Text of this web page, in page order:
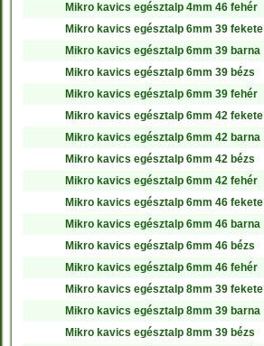
Mikro kavics egésztalp 4mm 46 fehér
Mikro kavics egésztalp 6mm 39 fekete
Mikro kavics egésztalp 6mm 39 barna
Mikro kavics egésztalp 6mm 39 bézs
Mikro kavics egésztalp 6mm 39 fehér
Mikro kavics egésztalp 6mm 42 fekete
Mikro kavics egésztalp 6mm 42 barna
Mikro kavics egésztalp 6mm 42 bézs
Mikro kavics egésztalp 6mm 42 fehér
Mikro kavics egésztalp 6mm 46 fekete
Mikro kavics egésztalp 6mm 46 barna
Mikro kavics egésztalp 6mm 46 bézs
Mikro kavics egésztalp 6mm 46 fehér
Mikro kavics egésztalp 8mm 39 fekete
Mikro kavics egésztalp 8mm 39 barna
Mikro kavics egésztalp 8mm 39 bézs